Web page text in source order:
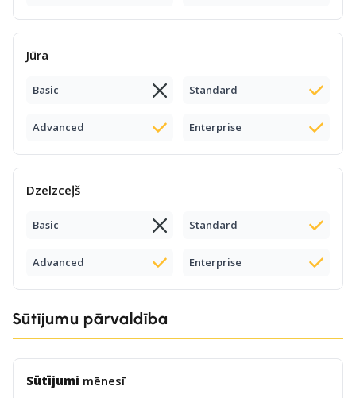
Jūra
Basic Standard
Advanced Enterprise
Dzelzceļš
Basic Standard
Advanced Enterprise
Sūtījumu pārvaldība
Sūtījumi mēnesī